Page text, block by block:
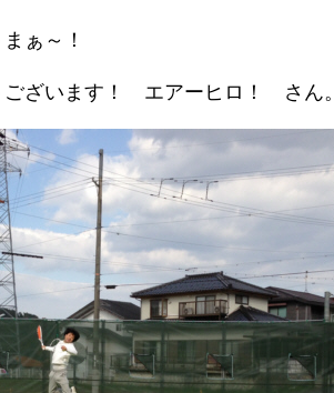
ぁ～！
ざいます！ エアーヒロ！ さん。